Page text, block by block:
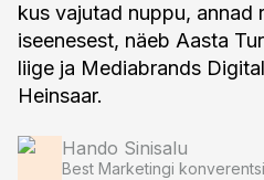
kus vajutad nuppu, annad
iseenesest, näeb Aasta
liige ja Mediabrands
Heinsaar.
Hando Sinisalu
Best Marketingi